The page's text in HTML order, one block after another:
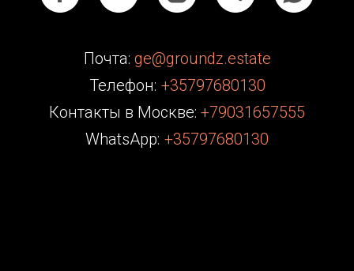
Почта: ge@groundz.estate
Телефон: +35797680130
Контакты в Москве: +79031657555
WhatsApp: +35797680130